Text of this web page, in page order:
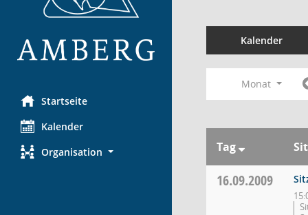
Startseite
Kalender
Organisation
Kalender
Monat
Tag
16.09.2009